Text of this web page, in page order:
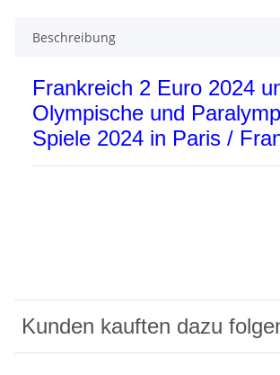
Beschreibung
Frankreich 2 Euro 2024
Olympische und
Spiele 2024 in Paris /
Kunden kauften dazu